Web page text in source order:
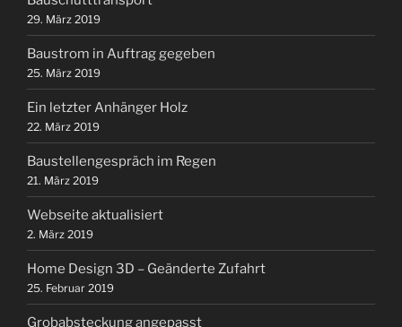
29. März 2019
Baustrom in Auftrag gegeben
25. März 2019
Ein letzter Anhänger Holz
22. März 2019
Baustellengespräch im Regen
21. März 2019
Webseite aktualisiert
2. März 2019
Home Design 3D – Geänderte Zufahrt
25. Februar 2019
Grobabsteckung angepasst